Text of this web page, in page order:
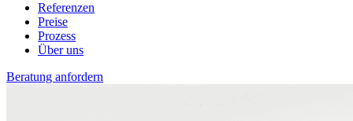
Referenzen
Preise
Prozess
Über uns
Beratung anfordern